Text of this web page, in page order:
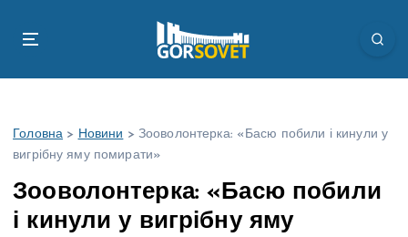
Головна > Новини > Зооволонтерка: «Басю побили і кинули у
вигрібну яму помирати»
Зооволонтерка: «Басю побили
і кинули у вигрібну яму